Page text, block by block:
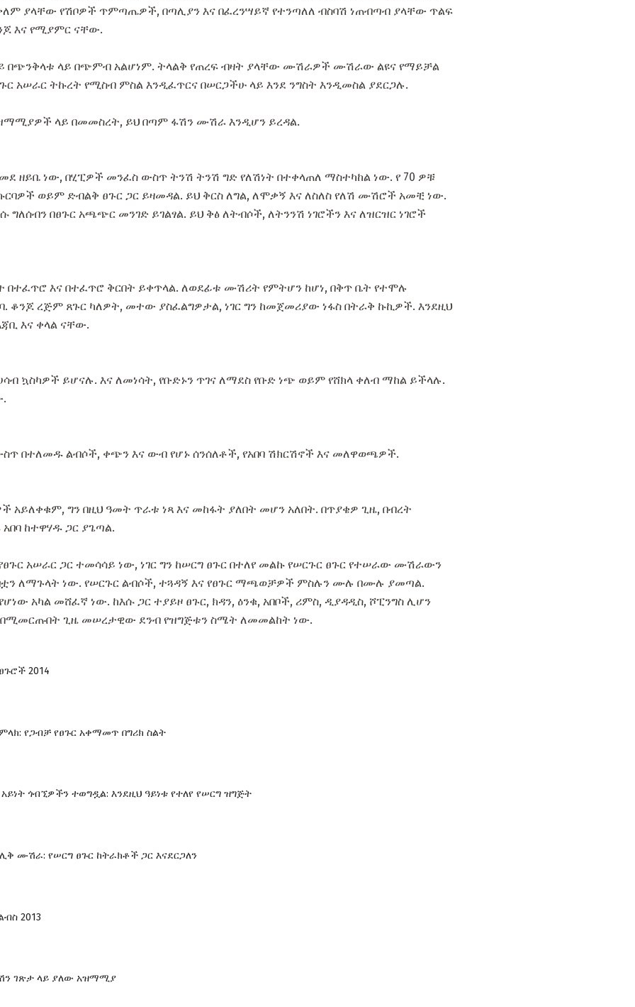
ያላቸው የሽቦዎች ጥምጣጤዎች, በጣሊያን እና በፈረንሣይኛ የተንጣለለ ብስባሽ ነጠብጣብ ያላቸው ጥልፍ
እና የሚያምር ናቸው.
በጭንቅላቱ ላይ በጭምብ አልሆነም. ትላልቅ የጠረፍ ብዛት ያላቸው ሙሽራዎች ሙሽራው ልዩና የማይቻል
አሠራር ትኩረት የሚስብ ምስል እንዲፈጥርና በሠርጋችሁ ላይ እንደ ንግስት እንዲመስል ያደርጋሉ.
ላይ በመመስረት, ይህ በጣም ፋሽን ሙሽራ እንዲሆን ይረዳል.
ዘይቤ ነው, በሂፒዎች መንፈስ ውስጥ ትንሽ ትንሽ ግድ የለሽነት በተቀላጠለ ማስተካከል ነው. የ 70 ዎቹ
ወይም ድብልቅ ፀጉር ጋር ይዛመዳል. ይህ ቅርስ ለግል, ለሞቃኝ እና ለስለስ የለሽ ሙሽሮች አመቺ ነው.
ግለሰብን በፀጉር አጫጭር መንገድ ይገልፃል. ይህ ቅፅ ለትብሶች, ለትንንሽ ነገሮችን እና ለዝርዝር ነገሮች
በተፈጥሮ እና በተፈጥሮ ቅርበት ይቀጥላል. ለወደፊቱ ሙሽሪት የምትሆን ከሆነ, በቅጥ ቤት የተሞሉ
ቆንጆ ረጅም ጸጉር ካለዎት, መተው ያስፈልግዎታል, ነገር ግን ከመጀመሪያው ነፋስ በትራቅ ኩኪዎች. እንደዚህ
እና ቀላል ናቸው.
ኳስካዎች ይሆናሉ. እና ለመነሳት, የቡድኑን ጥገና ለማደስ የቡድ ነጭ ወይም የሸክላ ቀለብ ማከል ይችላሉ.
ውስጥ በተለመዱ ልብሶች, ቀጭን እና ውብ የሆኑ ሰንሰለቶች, የአበባ ሽክርሽኖች እና መለዋወጫዎች.
አይለቀቁም, ግን በዚህ ዓመት ጥራቱ ነጻ እና መከፋት ያለበት መሆን አለበት. በጥያቄዎ ጊዜ, በብረት
ከተዋሃዱ ጋር ያጌጣል.
አሠራር ጋር ተመሳሳይ ነው, ነገር ግን ከሠርግ ፀጉር በተለየ መልኩ የሠርጉር ፀጉር የተሠራው ሙሽራውን
ለማጉላት ነው. የሠርጉር ልብሶች, ተጓዳኝ እና የፀጉር ማጫወቻዎች ምስሉን ሙሉ በሙሉ ያመጣል.
አካል መሸፈኛ ነው. ከእሱ ጋር ተያይዞ ፀጉር, ክዳን, ዕንቁ, አበቦች, ሪምስ, ዲያዳዲስ, ሾፒንግስ ሊሆን
ጊዜ መሠረታዊው ደንብ የዝግጅቱን ስሜት ለመመልከት ነው.
2014
የጋብቻ የፀጉር አቀማመጥ በግሪክ ስልት
ጎብኚዎችን ተወግዷል: እንደዚህ ዓይነቱ የተለየ የሠርግ ዝግጅት
ሙሽራ: የሠርግ ፀጉር ከትራክቶች ጋር እናደርጋለን
2013
ገጽታ ላይ ያለው አዝማሚያ